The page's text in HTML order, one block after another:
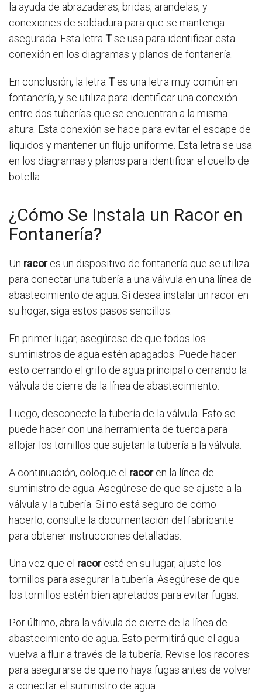
la ayuda de abrazaderas, bridas, arandelas, y
conexiones de soldadura para que se mantenga
asegurada. Esta letraTse usa para identificar esta
conexión en los diagramas y planos de fontanería.
En conclusión, la letraTes una letra muy común en
fontanería, y se utiliza para identificar una conexión
entre dos tuberías que se encuentran a la misma
altura. Esta conexión se hace para evitar el escape de
líquidos y mantener un flujo uniforme. Esta letra se usa
en los diagramas y planos para identificar el cuello de
botella.
¿Cómo Se Instala un Racor en
Fontanería?
Un racores un dispositivo de fontanería que se utiliza
para conectar una tubería a una válvula en una línea de
abastecimiento de agua. Si desea instalar un racor en
su hogar, siga estos pasos sencillos.
En primer lugar, asegúrese de que todos los
suministros de agua estén apagados. Puede hacer
esto cerrando el grifo de agua principal o cerrando la
válvula de cierre de la línea de abastecimiento.
Luego, desconecte la tubería de la válvula. Esto se
puede hacer con una herramienta de tuerca para
aflojar los tornillos que sujetan la tubería a la válvula.
A continuación, coloque el racoren la línea de
suministro de agua. Asegúrese de que se ajuste a la
válvula y la tubería. Si no está seguro de cómo
hacerlo, consulte la documentación del fabricante
para obtener instrucciones detalladas.
Una vez que el racoresté en su lugar, ajuste los
tornillos para asegurar la tubería. Asegúrese de que
los tornillos estén bien apretados para evitar fugas.
Por último, abra la válvula de cierre de la línea de
abastecimiento de agua. Esto permitirá que el agua
vuelva a fluir a través de la tubería. Revise los racores
para asegurarse de que no haya fugas antes de volver
a conectar el suministro de agua.